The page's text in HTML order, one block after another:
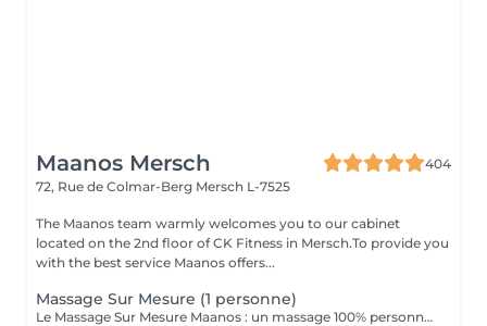
Maanos Mersch
404
72, Rue de Colmar-Berg Mersch L-7525
The Maanos team warmly welcomes you to our cabinet
located on the 2nd floor of CK Fitness in Mersch.To provide you
with the best service Maanos offers...
Massage Sur Mesure (1 personne)
Le Massage Sur Mesure Maanos : un massage 100% personnalisé en fonction de vos besoins et de vos envies !